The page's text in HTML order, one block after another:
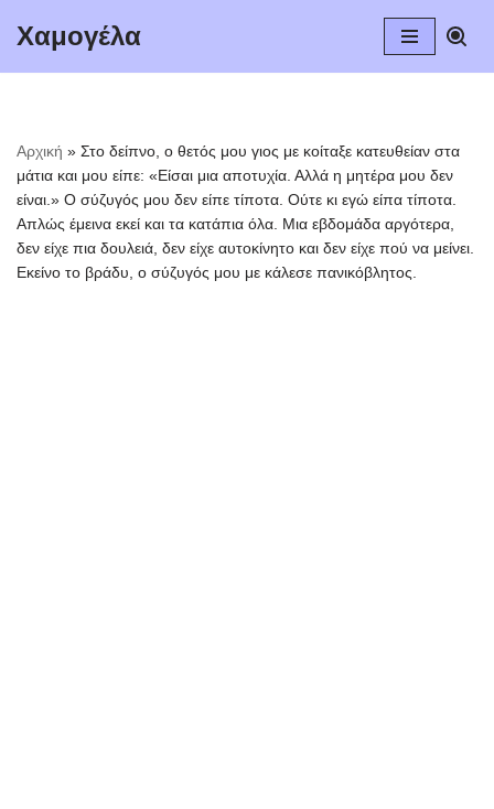
Χαμογέλα
Αρχική » Στο δείπνο, ο θετός μου γιος με κοίταξε κατευθείαν στα
μάτια και μου είπε: «Είσαι μια αποτυχία. Αλλά η μητέρα μου δεν
είναι.» Ο σύζυγός μου δεν είπε τίποτα. Ούτε κι εγώ είπα τίποτα.
Απλώς έμεινα εκεί και τα κατάπια όλα. Μια εβδομάδα αργότερα,
δεν είχε πια δουλειά, δεν είχε αυτοκίνητο και δεν είχε πού να μείνει.
Εκείνο το βράδυ, ο σύζυγός μου με κάλεσε πανικόβλητος.